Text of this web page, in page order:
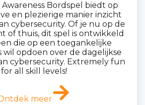
Bordspel biedt op
en plezierige manier inzicht
cybersecurity. Of je nu op de
of thuis, dit spel is ontwikkeld
die op een toegankelijke
wil opdoen over de dagelijkse
cybersecurity. Extremely fun
for all skill levels!
meer